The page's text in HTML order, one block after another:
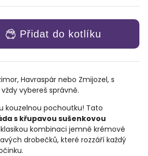
Přidat do kotlíku
Havraspár nebo Zmijozel, s
vždy vybereš správně.
kouzelnou pochoutku! Tato
s křupavou sušenkovou
kombinaci jemně krémové
drobečků, které rozzáří každý